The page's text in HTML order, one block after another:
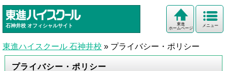
石神井校 オフィシャルサイト メニュー
東進
ホームページ
東進ハイスクール 石神井校 » プライバシー・ポリシー
プライバシー・ポリシー